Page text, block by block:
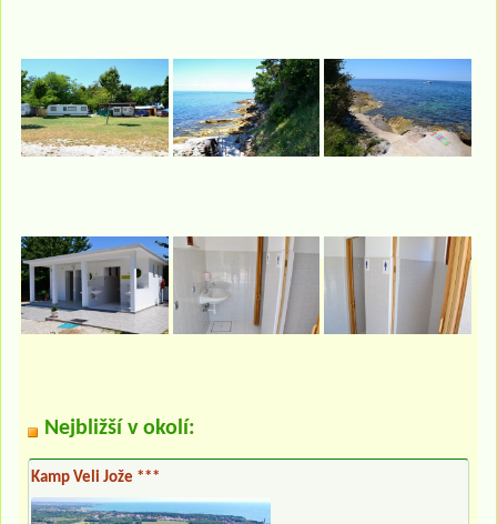
Nejbližší v okolí:
Kamp Veli Jože ***